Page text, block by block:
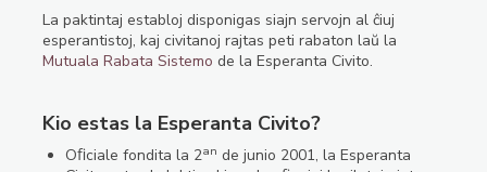
La paktintaj establoj disponigas siajn servojn al ĉiuj
esperantistoj, kaj civitanoj rajtas peti rabaton laŭ la
Mutuala Rabata Sistemo de la Esperanta Civito.
Kio estas la Esperanta Civito?
Oﬁciale fondita la 2an de junio 2001, la Esperanta